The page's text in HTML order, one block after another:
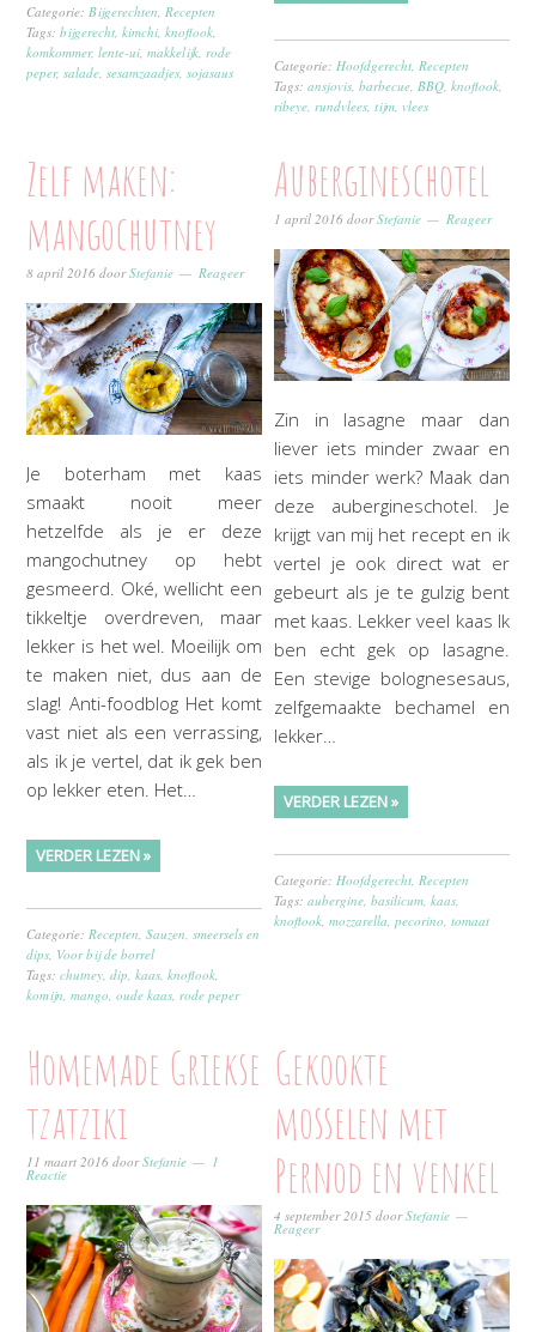
Categorie:Bijgerechten,Recepten
Tags:bijgerecht,kimchi,knoflook,
komkommer,lente-ui,makkelijk,rode
peper,salade,sesamzaadjes,sojasaus Categorie:Hoofdgerecht,Recepten
Tags:ansjovis,barbecue,BBQ,knoflook,
ribeye,rundvlees,tijm, vlees
Zelf maken:
mangochutney
8 april 2016 doorStefanie Reageer
Je boterham met kaas
smaakt nooit meer
hetzelfde als je er deze
mangochutney op hebt
gesmeerd. Oké, wellicht een
tikkeltje overdreven, maar
lekker is het wel. Moeilijk om
te maken niet, dus aan de
slag! Anti-foodblog Het komt
vast niet als een verrassing,
als ik je vertel, dat ik gek ben
op lekker eten. Het…
VERDER LEZEN »
Categorie:Recepten,Sauzen, smeersels en
dips, Voor bij de borrel
Tags:chutney,dip,kaas,knoflook,
komijn,mango,oude kaas,rode peper
Aubergineschotel
1 april 2016 doorStefanie Reageer
Zin in lasagne maar dan
liever iets minder zwaar en
iets minder werk? Maak dan
deze aubergineschotel. Je
krijgt van mij het recept en ik
vertel je ook direct wat er
gebeurt als je te gulzig bent
met kaas. Lekker veel kaas Ik
ben echt gek op lasagne.
Een stevige bolognesesaus,
zelfgemaakte bechamel en
lekker…
VERDER LEZEN »
Categorie:Hoofdgerecht,Recepten
Tags:aubergine,basilicum,kaas,
knoflook,mozzarella,pecorino,tomaat
Homemade Griekse
tzatziki
11 maart 2016 doorStefanie 1
Reactie
Gekookte
mosselen met
Pernod en venkel
4 september 2015 doorStefanie
Reageer